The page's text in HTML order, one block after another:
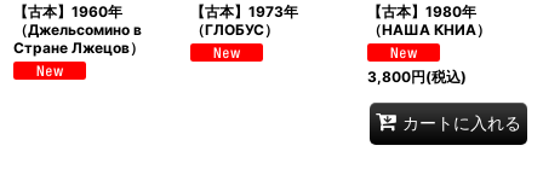
【古本】1960年
（Джельсомино в
Стране Лжецов）
【古本】1973年
（ГЛОБУС）
【古本】1980年
（НАША КНИА）
3,800円(税込)
カートに入れる